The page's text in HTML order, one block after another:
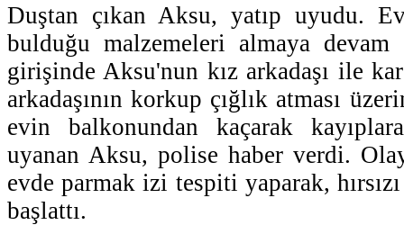
Duştan çıkan Aksu, yatıp uyudu.
bulduğu malzemeleri almaya devam
girişinde Aksu'nun kız arkadaşı ile
arkadaşının korkup çığlık atması
evin balkonundan kaçarak
uyanan Aksu, polise haber verdi.
evde parmak izi tespiti yaparak,
başlattı.